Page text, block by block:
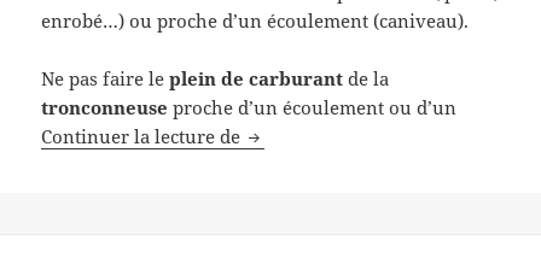
enrobé…) ou proche d’un écoulement (caniveau).
Ne pas faire leplein de carburant de la
tronconneuseproche d’un écoulement ou d’un
Continuer la lecture de Tronconneuse : comment faire le